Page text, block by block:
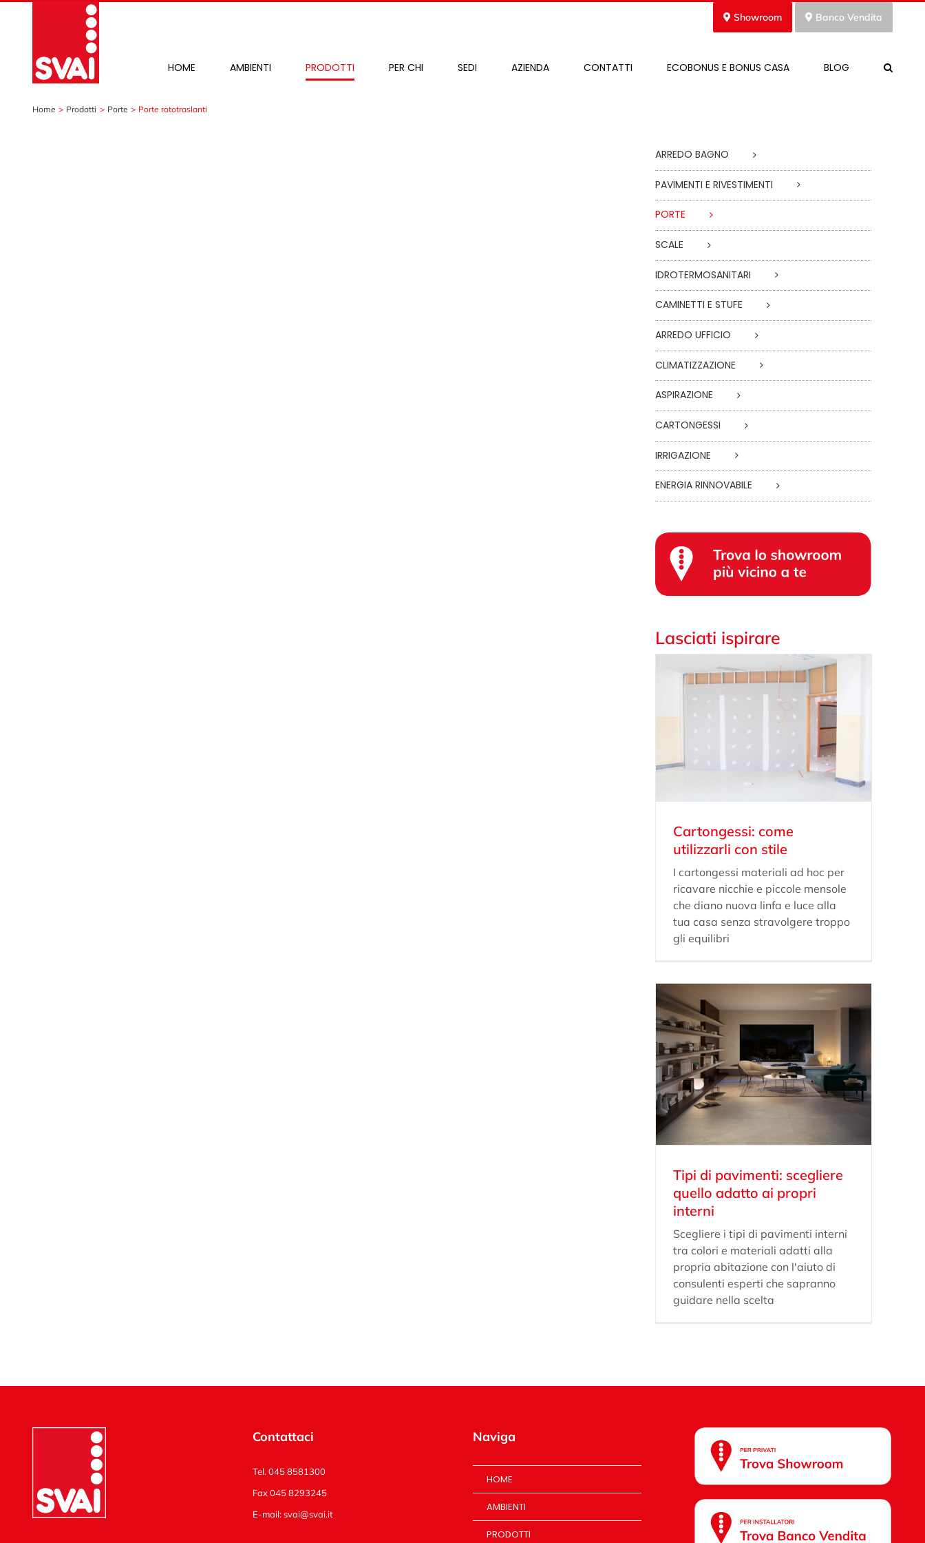
contenuto
Showroom Banco Vendita
HOME AMBIENTI PRODOTTI PER CHI SEDI AZIENDA CONTATTI ECOBONUS E BONUS CASA BLOG
Home Prodotti Porte Porte rototraslanti
ARREDO BAGNO
PAVIMENTI E RIVESTIMENTI
PORTE
SCALE
IDROTERMOSANITARI
CAMINETTI E STUFE
ARREDO UFFICIO
CLIMATIZZAZIONE
ASPIRAZIONE
CARTONGESSI
IRRIGAZIONE
ENERGIA RINNOVABILE
Lasciati ispirare
Cartongessi: come
utilizzarli con stile
I cartongessi materiali ad hoc per
ricavare nicchie e piccole mensole
che diano nuova linfa e luce alla
tua casa senza stravolgere troppo
gli equilibri
Tipi di pavimenti: scegliere
quello adatto ai propri
interni
Scegliere i tipi di pavimenti interni
tra colori e materiali adatti alla
propria abitazione con l'aiuto di
consulenti esperti che sapranno
guidare nella scelta
Contattaci
Tel. 045 8581300
Fax 045 8293245
E-mail:svai@svai.it
Naviga
HOME
AMBIENTI
PRODOTTI